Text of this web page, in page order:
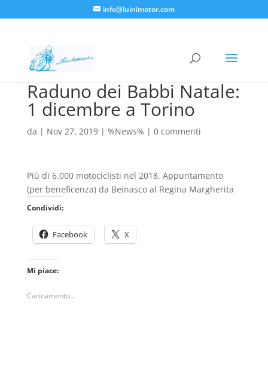
info@luinimotor.com
Raduno dei Babbi Natale:
1 dicembre a Torino
da | Nov 27, 2019| %News% | 0 commenti
Più di 6.000 motociclisti nel 2018. Appuntamento
(per beneficenza) da Beinasco al Regina Margherita
Condividi:
Facebook X
Mi piace:
Caricamento...